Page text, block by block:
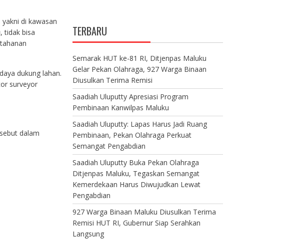
di kawasan
tidak bisa
dukung lahan.
surveyor
dalam
TERBARU
Semarak HUT ke-81 RI, Ditjenpas Maluku
Gelar Pekan Olahraga, 927 Warga Binaan
Diusulkan Terima Remisi
Saadiah Uluputty Apresiasi Program
Pembinaan Kanwilpas Maluku
Saadiah Uluputty: Lapas Harus Jadi Ruang
Pembinaan, Pekan Olahraga Perkuat
Semangat Pengabdian
Saadiah Uluputty Buka Pekan Olahraga
Ditjenpas Maluku, Tegaskan Semangat
Kemerdekaan Harus Diwujudkan Lewat
Pengabdian
927 Warga Binaan Maluku Diusulkan Terima
Remisi HUT RI, Gubernur Siap Serahkan
Langsung